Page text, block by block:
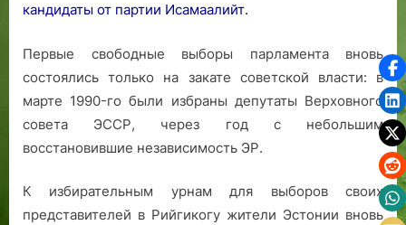
кандидаты от партии Исамаалийт.
Первые свободные выборы парламента вновь
состоялись только на закате советской власти: в
марте 1990-го были избраны депутаты Верховного
совета ЭССР, через год с небольшим
восстановившие независимость ЭР.
К избирательным урнам для выборов своих
представителей в Рийгикогу жители Эстонии вновь